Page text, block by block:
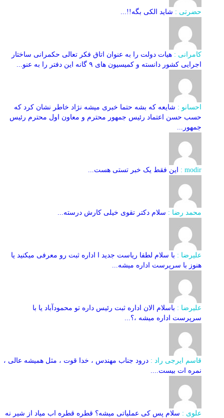
حضرتی : شاید الکی بگه!!...
کامرانی : هیات دولت را به عنوان اتاق فکر تعالی حکمرانی ساختار
اجرایی کشور دانسته و کمیسیون های ۹ گانه این دفتر را به عنو...
احسانو : شایعه که بشه حتما خبری میشه نژاد خاطر نشان کرد که
حسب حسن اعتماد رئیس جمهور محترم و معاون اول محترم رئیس
جمهور...
modir : این فقط یک خبر تستی هست...
محمد رضا : سلام دکتر تقوی خیلی کارش درسته...
علیرضا : با سلام لطفا ریاست جدید ا اداره ثبت‌ رو معرفی میکنید یا
هنوز با سرپرست اداره‌ میشه...
علیرضا : باسلام الان اداره ثبت رئیس داره تو محمودآباد یا با
سرپرست اداره میشه ،؟...
قاسم ایرجی راد : درود جناب مهندس ، خدا قوت ، مثل همیشه عالی ،
نمره ات بیست....
علوی : سلام پس کی عملیاتی میشه؟ قطره قطره اب میاد از شیر نه